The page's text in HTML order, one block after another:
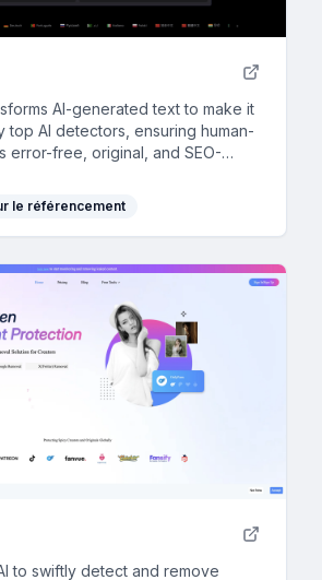
AI-generated text to make it
top AI detectors, ensuring human-
error-free, original, and SEO-
le référencement
to swiftly detect and remove